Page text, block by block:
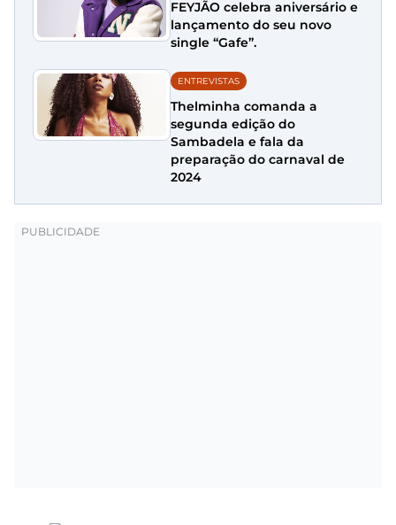
FEYJÃO celebra aniversário e
lançamento do seu novo
single “Gafe”.
ENTREVISTAS
Thelminha comanda a
segunda edição do
Sambadela e fala da
preparação do carnaval de
2024